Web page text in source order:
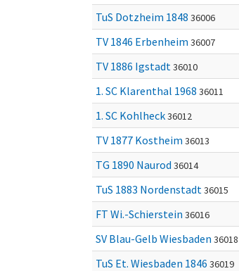
TuS Dotzheim 1848 36006
TV 1846 Erbenheim 36007
TV 1886 Igstadt36010
1. SC Klarenthal 1968 36011
1. SC Kohlheck36012
TV 1877 Kostheim 36013
TG 1890 Naurod 36014
TuS 1883 Nordenstadt36015
FT Wi.-Schierstein 36016
SV Blau-Gelb Wiesbaden 36018
TuS Et. Wiesbaden 1846 36019